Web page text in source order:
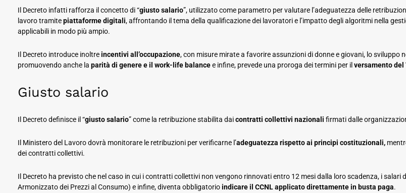
Il Decreto infatti rafforza il concetto di “giusto salario”, utilizzato come parametro per valutare l’adeguatezza delle
lavoro tramitepiattaforme digitali, affrontando il tema della qualificazione dei lavoratori e l’impatto degli algoritmi nella
applicabili in modo più ampio.
Il Decreto introduce inoltreincentivi all’occupazione, con misure mirate a favorire assunzioni di donne e giovani, lo sviluppo
promuovendo anche la parità di genere e il work-life balancee infine, prevede una proroga dei termini per il versamento del
Giusto salario
Il Decreto definisce il “giusto salario” come la retribuzione stabilita daicontratti collettivi nazionali firmati dalle
Il Ministero del Lavoro dovrà monitorare le retribuzioni per verificarne l’adeguatezza rispetto ai principi costituzionali,
dei contratti collettivi.
Il Decreto ha previsto che nel caso in cui i contratti collettivi non vengono rinnovati entro 12 mesi dalla loro scadenza, i salari
Armonizzato dei Prezzi al Consumo) e infine, diventa obbligatorioindicare il CCNL applicato direttamente in busta paga.